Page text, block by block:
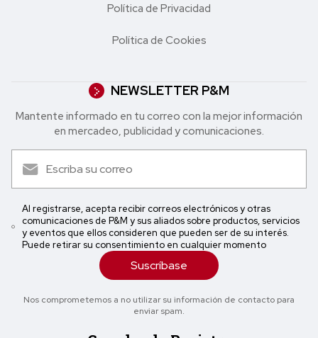
Política de Privacidad
Política de Cookies
NEWSLETTER P&M
Mantente informado en tu correo con la mejor in formación
en mercadeo, publicidad y comunicaciones.
Al registrarse, acepta recibir correos electrónicos y otras
comunicaciones de P&M y sus aliados sobre productos, servicios
y eventos que ellos consideren que pueden ser de su interés.
Puede retirar su consentimiento en cualquier momento
Suscríbase
Nos comprometemos a no utilizar su información de contacto para
enviar spam.